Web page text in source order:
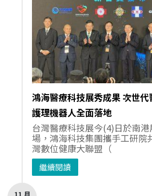
鴻海醫療科技展秀成果 次世代
護理機器人全面落地
台灣醫療科技展今(4)日於南
場，鴻海科技集團攜手工研院
灣數位健康大聯盟（
繼續閱讀